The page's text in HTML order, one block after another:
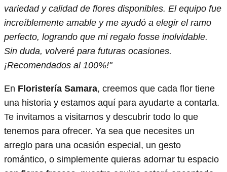
variedad y calidad de flores disponibles. El equipo fue
increíblemente amable y me ayudó a elegir el ramo
perfecto, logrando que mi regalo fosse inolvidable.
Sin duda, volveré para futuras ocasiones.
¡Recomendados al 100%!"
En Floristería Samara, creemos que cada flor tiene
una historia y estamos aquí para ayudarte a contarla.
Te invitamos a visitarnos y descubrir todo lo que
tenemos para ofrecer. Ya sea que necesites un
arreglo para una ocasión especial, un gesto
romántico, o simplemente quieras adornar tu espacio